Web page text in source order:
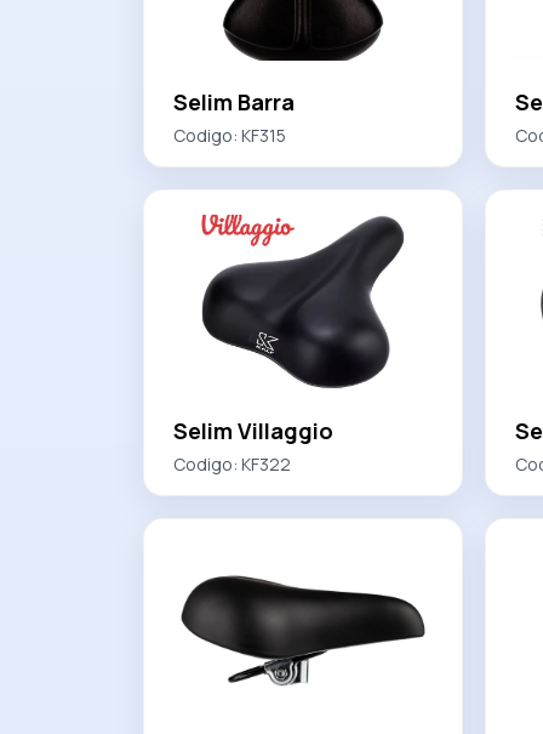
Selim Barra
Codigo: KF315
Selim Villaggio
Codigo: KF322